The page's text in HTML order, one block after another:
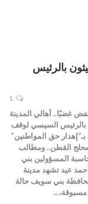
بالرئيس
غضبًا.. أهالي المدينة
بالرئيس السيسي لوقف
حق المواطنين”
القطن.. ومطالب
المسؤولين بني
عيد تشهد مدينة
بني سويف حالة
مسبوقة،…